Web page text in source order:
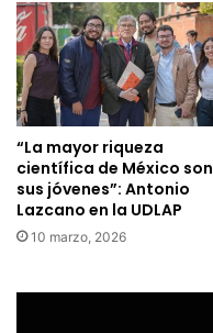
“La mayor riqueza
científica de México son
sus jóvenes”: Antonio
Lazcano en la UDLAP
10 marzo, 2026